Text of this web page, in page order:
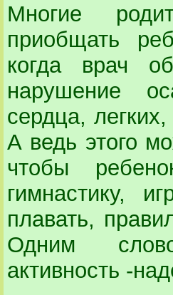
Многие
приобщать
когда врач
нарушение
сердца,
А ведь этого
чтобы
гимнастику,
плавать,
Одним
активность -